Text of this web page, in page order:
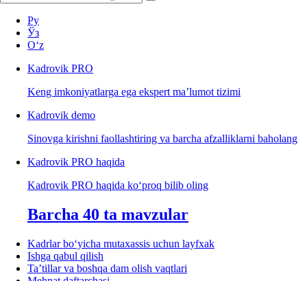
Ру
Ўз
Oʻz
Kadrovik PRO
Keng imkoniyatlarga ega ekspert ma’lumot tizimi
Kadrovik demo
Sinovga kirishni faollashtiring va barcha afzalliklarni baholang
Kadrovik PRO haqida
Kadrovik PRO haqida koʻproq bilib oling
Barcha 40 ta mavzular
Kadrlar boʻyicha mutaхassis uchun layfхak
Ishga qabul qilish
Ta’tillar va boshqa dam olish vaqtlari